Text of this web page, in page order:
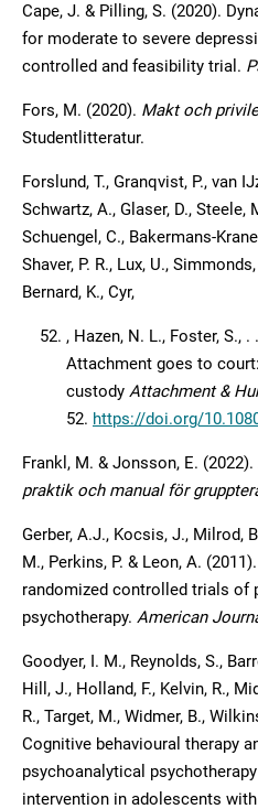
Cape, J. & Pilling, S. (2020).
for moderate to severe
controlled and feasibility trial.
Fors, M. (2020). Makt och
Studentlitteratur.
Forslund, T., Granqvist, P., van
Schwartz, A., Glaser, D., Steele,
Schuengel, C., Bakermans-
Shaver, P. R., Lux, U.,
Bernard, K., Cyr,
, Hazen, N. L., Foster, S.,
Attachment goes to
custody Attachment &
52. https://doi.org/
Frankl, M. & Jonsson, E. (2022).
praktik och manual för
Gerber, A.J., Kocsis, J., Milrod,
M., Perkins, P. & Leon, A.
randomized controlled trials of
psychotherapy. American
Goodyer, I. M., Reynolds, S.,
Hill, J., Holland, F., Kelvin, R.,
R., Target, M., Widmer, B.,
Cognitive behavioural therapy
psychoanalytical
intervention in adolescents